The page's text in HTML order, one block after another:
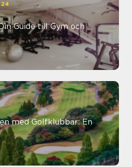
Guide till Gym och
med Golfklubbar: En